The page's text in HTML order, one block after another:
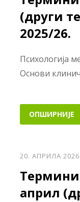
(други
2025/26.
Психологија
Основи
ОПШИРНИЈЕ
20. АПРИЛА
Термини
април